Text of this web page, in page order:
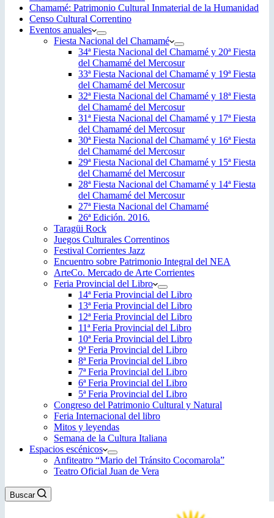
Chamamé: Patrimonio Cultural Inmaterial de la Humanidad
Censo Cultural Correntino
Eventos anuales
Fiesta Nacional del Chamamé
34ª Fiesta Nacional del Chamamé y 20ª Fiesta
del Chamamé del Mercosur
33ª Fiesta Nacional del Chamamé y 19ª Fiesta
del Chamamé del Mercosur
32ª Fiesta Nacional del Chamamé y 18ª Fiesta
del Chamamé del Mercosur
31ª Fiesta Nacional del Chamamé y 17ª Fiesta
del Chamamé del Mercosur
30ª Fiesta Nacional del Chamamé y 16ª Fiesta
del Chamamé del Mercosur
29ª Fiesta Nacional del Chamamé y 15ª Fiesta
del Chamamé del Mercosur
28ª Fiesta Nacional del Chamamé y 14ª Fiesta
del Chamamé del Mercosur
27ª Fiesta Nacional del Chamamé
26ª Edición. 2016.
Taragüi Rock
Juegos Culturales Correntinos
Festival Corrientes Jazz
Encuentro sobre Patrimonio Integral del NEA
ArteCo. Mercado de Arte Corrientes
Feria Provincial del Libro
14ª Feria Provincial del Libro
13ª Feria Provincial del Libro
12ª Feria Provincial del Libro
11ª Feria Provincial del Libro
10ª Feria Provincial del Libro
9ª Feria Provincial del Libro
8ª Feria Provincial del Libro
7ª Feria Provincial del Libro
6ª Feria Provincial del Libro
5ª Feria Provincial del Libro
Congreso del Patrimonio Cultural y Natural
Feria Internacional del libro
Mitos y leyendas
Semana de la Cultura Italiana
Espacios escénicos
Anfiteatro “Mario del Tránsito Cocomarola”
Teatro Oficial Juan de Vera
Buscar